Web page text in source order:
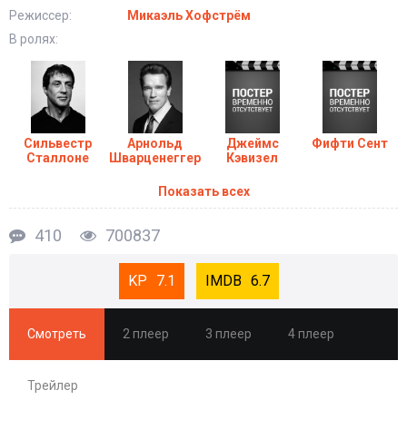
риска, но если они смогут завершить начатое, то их ожидает
очень большой куш, который на дороге явно не валяется. Рэй
подвергнет свою жизнь опасности, а также жизнь своего друга.
Но если его друг справится то его ожидает свобода. Но стоит ли
свобода таких затрат? Ответ кроется в самом фильме.
Режиссер:
Микаэль Хофстрём
В ролях:
Сильвестр
Сталлоне
Арнольд
Шварценеггер
Джеймс
Кэвизел
Фифти Сент
Показать всех
410 700837
7.1 6.7
Смотреть 2 плеер 3 плеер 4 плеер
Трейлер